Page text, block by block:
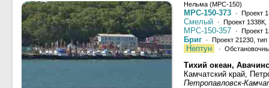
Нельма (МРС-150)
МРС-150-373 · Проект
Смелый · Проект
МРС-150-357 · Проект
Бриг · Проект 21230,
Нептун ·
Тихий океан,
Камчатский край,
Петропавловск-